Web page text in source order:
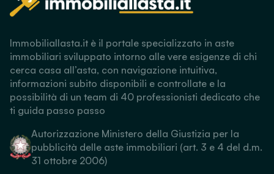
Immobiliallasta.it è il portale specializzato in aste
immobiliari sviluppato intorno alle vere esigenze di chi
cerca casa all’asta, con navigazione intuitiva,
informazioni subito disponibili e controllate e la
possibilità di un team di 40 professionisti dedicato che
ti guida passo passo
Autorizzazione Ministero della Giustizia per la
pubblicità delle aste immobiliari (art. 3 e 4 del d.m.
31 ottobre 2006)